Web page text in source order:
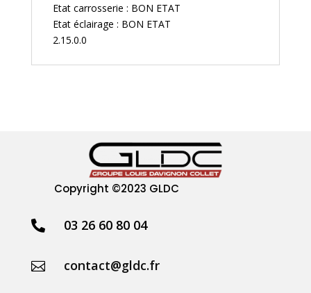
Etat carrosserie : BON ETAT
Etat éclairage : BON ETAT
2.15.0.0
Copyright ©2023 GLDC
 03 26 60 80 04
 contact@gldc.fr